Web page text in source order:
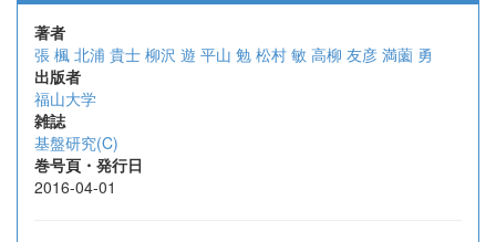
著者
張 楓 北浦 貴士 柳沢 遊 平山 勉 松村 敏 高柳 友彦 満薗 勇
出版者
福山大学
雑誌
基盤研究(C)
巻号頁・発行日
2016-04-01